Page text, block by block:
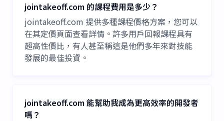
jointakeoff.com 的課程費用是多少？
jointakeoff.com 提供多種課程價格方案，您可以
在其定價頁面查看詳情。許多用戶回報課程具有
超高性價比，有人甚至稱這是他們多年來對技能
發展的最佳投資。
jointakeoff.com 能幫助我成為更高效率的開發者
嗎？